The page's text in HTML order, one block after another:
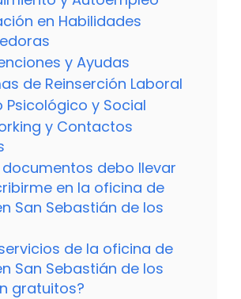
en Habilidades
y Ayudas
de Reinserción Laboral
Psicológico y Social
y Contactos
documentos debo llevar
en la oficina de
San Sebastián de los
de la oficina de
San Sebastián de los
gratuitos?